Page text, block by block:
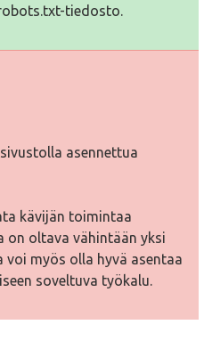
tiedosto.
asennettua
kävijän toimintaa
on oltava vähintään yksi
myös olla hyvä asentaa
soveltuva työkalu.